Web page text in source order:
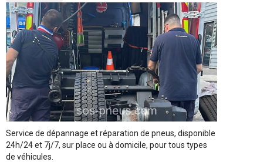
Service de dépannage et réparation de pneus, disponible
24h/24 et 7j/7, sur place ou à domicile, pour tous types
de véhicules.